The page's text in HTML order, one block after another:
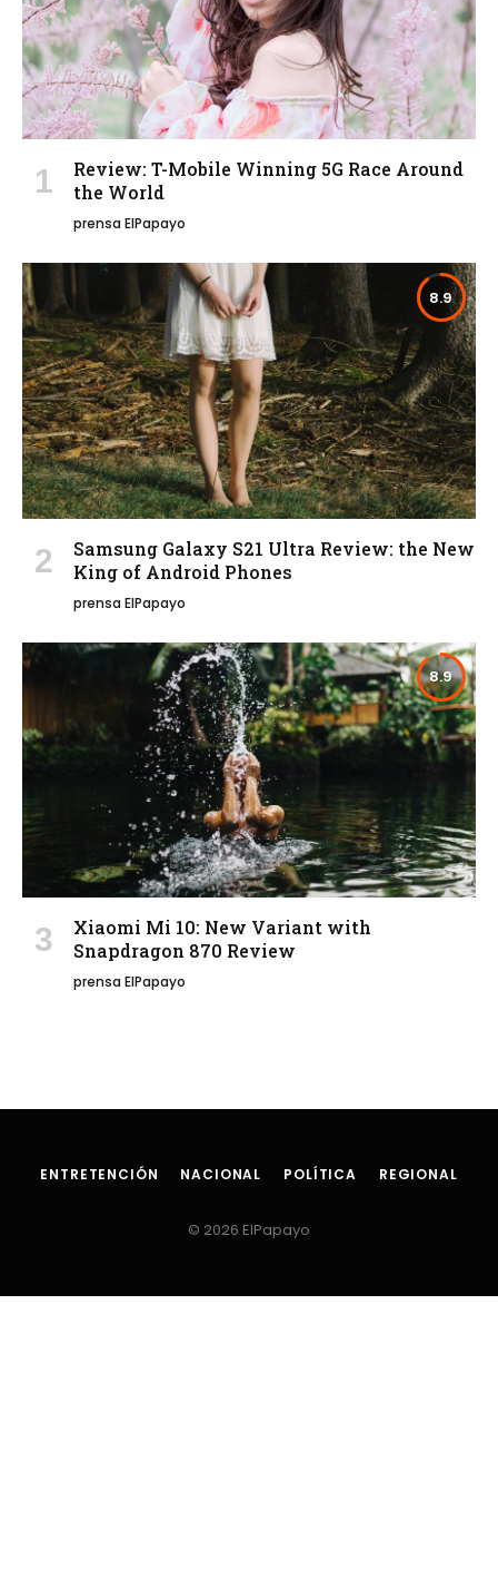
Review: T-Mobile Winning 5G Race Around
the World
prensa ElPapayo
8.9
Samsung Galaxy S21 Ultra Review: the New
King of Android Phones
prensa ElPapayo
8.9
Xiaomi Mi 10: New Variant with
Snapdragon 870 Review
prensa ElPapayo
ENTRETENCIÓN NACIONAL POLÍTICA REGIONAL
© 2026 ElPapayo